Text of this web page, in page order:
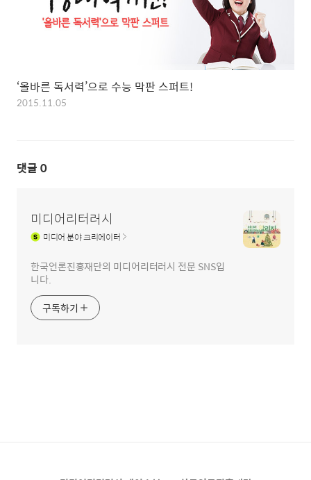
‘올바른 독서력’으로 수능 막판 스퍼트!
2015.11.05
댓글 0
미디어리터러시
미디어분야 크리에이터
한국언론진흥재단의 미디어리터러시 전문 SNS입
니다.
구독하기